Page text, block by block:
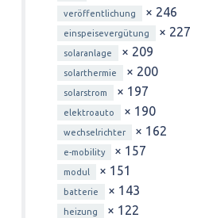
veröffentlichung × 246
einspeisevergütung × 227
solaranlage × 209
solarthermie × 200
solarstrom × 197
elektroauto × 190
wechselrichter × 162
e-mobility × 157
modul × 151
batterie × 143
heizung × 122